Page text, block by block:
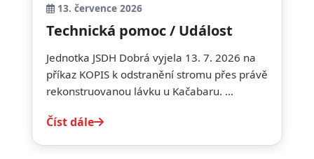
13. července 2026
Technická pomoc / Událost
Jednotka JSDH Dobrá vyjela 13. 7. 2026 na
příkaz KOPIS k odstranění stromu přes právě
rekonstruovanou lávku u Kačabaru. ...
Číst dále